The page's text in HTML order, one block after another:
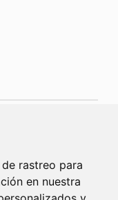
rastreo para
en nuestra